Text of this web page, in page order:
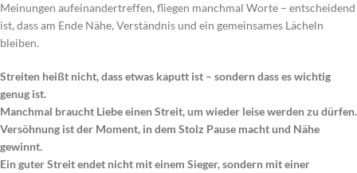
Meinungen aufeinandertreffen, fliegen manchmal Worte – entscheidend
ist, dass am Ende Nähe, Verständnis und ein gemeinsames Lächeln
bleiben.
Streiten heißt nicht, dass etwas kaputt ist – sondern dass es wichtig
genug ist.
Manchmal braucht Liebe einen Streit, um wieder leise werden zu dürfen.
Versöhnung ist der Moment, in dem Stolz Pause macht und Nähe
gewinnt.
Ein guter Streit endet nicht mit einem Sieger, sondern mit einer